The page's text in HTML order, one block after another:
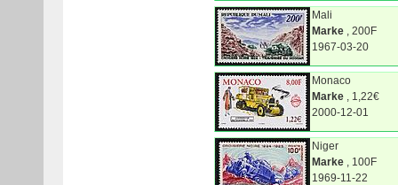
Mali
Marke , 200F
1967-03-20
Monaco
Marke , 1,22€
2000-12-01
Niger
Marke , 100F
1969-11-22